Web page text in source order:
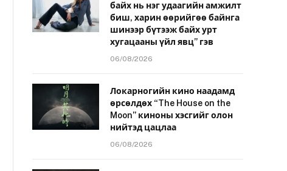
байх нь нэг удаагийн амжилт
биш, харин өөрийгөө байнга
шинээр бүтээж байх урт
хугацааны үйл явц” гэв
06/08/2026
Локарногийн кино наадамд
өрсөлдөх “The House on the
Moon” киноны хэсгийг олон
нийтэд цацлаа
06/08/2026